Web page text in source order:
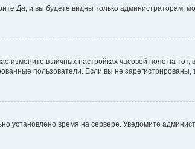
Да, и вы будете видны только администраторам,
измените в личных настройках часовой пояс на тот,
пользователи. Если вы не зарегистрированы,
установлено время на сервере. Уведомите